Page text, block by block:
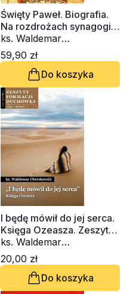
Święty Paweł. Biografia.
Na rozdrożach synagogi i
Kościoła
ks. Waldemar
Chrostowski
59,90 zł
Do koszyka
I będę mówił do jej serca.
Księga Ozeasza. Zeszyt
Formacji Duchowej nr 90
ks. Waldemar
Chrostowski
20,00 zł
Do koszyka